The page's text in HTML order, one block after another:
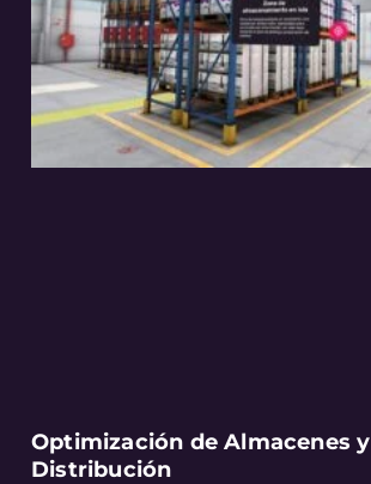
Optimización de Almacenes y
Distribución